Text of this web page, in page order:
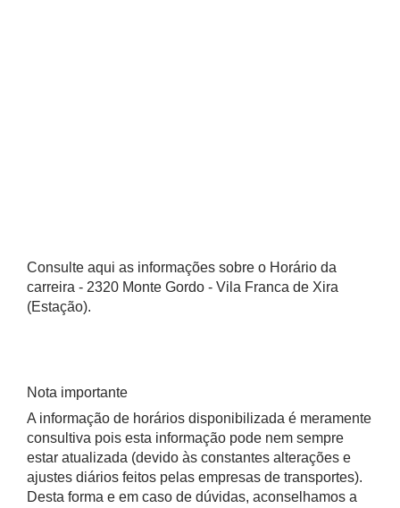
Consulte aqui as informações sobre o Horário da
carreira - 2320 Monte Gordo - Vila Franca de Xira
(Estação).
Nota importante
A informação de horários disponibilizada é meramente
consultiva pois esta informação pode nem sempre
estar atualizada (devido às constantes alterações e
ajustes diários feitos pelas empresas de transportes).
Desta forma e em caso de dúvidas, aconselhamos a